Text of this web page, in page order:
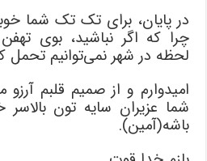
در پایان، برای تک تک شما
چرا که اگر نباشید، بوی
لحظه در شهر نمی‌توانیم تحمل
امیدوارم و از صمیم قلبم
شما عزیران سایه تون بالاسر
باشه(آمین).